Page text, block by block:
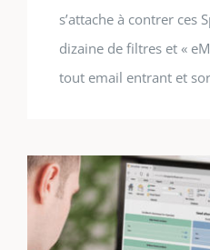
s’attache à contrer ces
dizaine de filtres et «
tout email entrant et